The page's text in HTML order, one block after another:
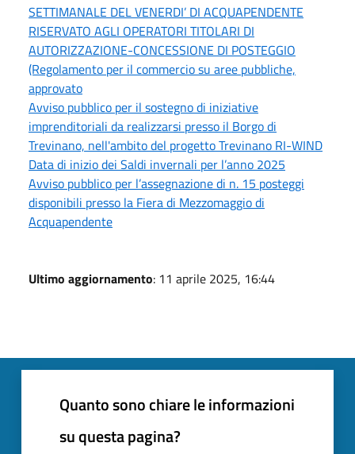
SETTIMANALE DEL VENERDI’ DI ACQUAPENDENTE
RISERVATO AGLI OPERATORI TITOLARI DI
AUTORIZZAZIONE-CONCESSIONE DI POSTEGGIO
(Regolamento per il commercio su aree pubbliche,
approvato
Avviso pubblico per il sostegno di iniziative
imprenditoriali da realizzarsi presso il Borgo di
Trevinano, nell'ambito del progetto Trevinano RI-WIND
Data di inizio dei Saldi invernali per l’anno 2025
Avviso pubblico per l’assegnazione di n. 15 posteggi
disponibili presso la Fiera di Mezzomaggio di
Acquapendente
Ultimo aggiornamento: 11 aprile 2025, 16:44
Quanto sono chiare le informazioni
su questa pagina?